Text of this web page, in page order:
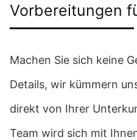
Vorbereitungen
Machen Sie sich keine
Details, wir kümmern
direkt von Ihrer
Team wird sich mit